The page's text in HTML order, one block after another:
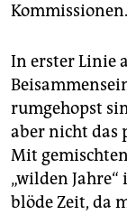
Kommissionen.
In erster Linie
rumgehopst
aber nicht das
Mit
„wilden Jahre“
blöde Zeit, da